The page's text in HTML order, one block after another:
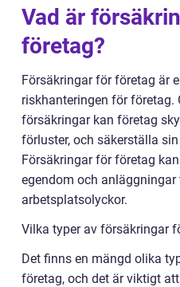
Vad är
företag?
Försäkringar för företag är
riskhanteringen för företag.
försäkringar kan företag
förluster, och säkerställa
Försäkringar för företag
egendom och
arbetsplatsolyckor.
Vilka typer av försäkringar
Det finns en mängd olika
företag, och det är viktigt